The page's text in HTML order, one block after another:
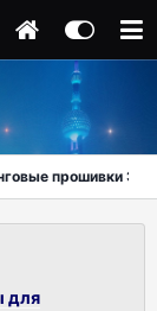
прошивки ЭБУ
для